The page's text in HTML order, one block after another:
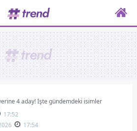
4 aday! İşte gündemdeki isimler
17:52
17:54